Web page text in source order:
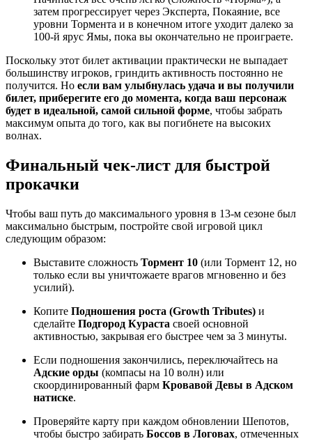
затем прогрессирует через Эксперта, Покаяние, все
уровни Тормента и в конечном итоге уходит далеко за
100-й ярус Ямы, пока вы окончательно не проиграете.
Поскольку этот билет активации практически не выпадает
большинству игроков, гриндить активность постоянно не
получится. Но если вам улыбнулась удача и вы получили
билет, приберегите его до момента, когда ваш персонаж
будет в идеальной, самой сильной форме, чтобы забрать
максимум опыта до того, как вы погибнете на высоких
волнах.
Финальный чек-лист для быстрой
прокачки
Чтобы ваш путь до максимального уровня в 13-м сезоне был
максимально быстрым, постройте свой игровой цикл
следующим образом:
Выставите сложность Тормент 10 (или Тормент 12, но
только если вы уничтожаете врагов мгновенно и без
усилий).
Копите Подношения роста (Growth Tributes) и
сделайте Подгород Кураста своей основной
активностью, закрывая его быстрее чем за 3 минуты.
Если подношения закончились, переключайтесь на
Адские орды (компасы на 10 волн) или
скоординированный фарм Кровавой Девы в Адском
натиске.
Проверяйте карту при каждом обновлении Шепотов,
чтобы быстро забирать Боссов в Логовах, отмеченных